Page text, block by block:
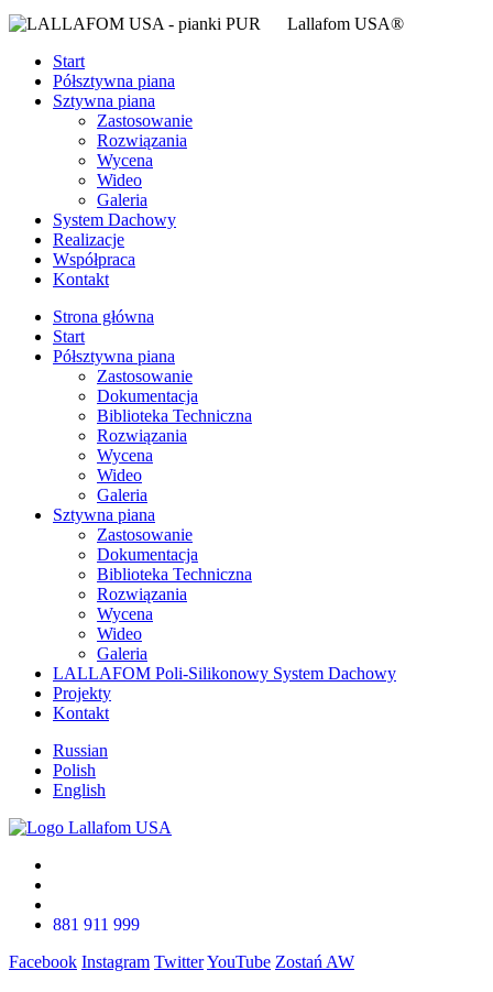
Lallafom USA®
Start
Półsztywna piana
Sztywna piana
Zastosowanie
Rozwiązania
Wycena
Wideo
Galeria
System Dachowy
Realizacje
Współpraca
Kontakt
Strona główna
Start
Półsztywna piana
Zastosowanie
Dokumentacja
Biblioteka Techniczna
Rozwiązania
Wycena
Wideo
Galeria
Sztywna piana
Zastosowanie
Dokumentacja
Biblioteka Techniczna
Rozwiązania
Wycena
Wideo
Galeria
LALLAFOM Poli-Silikonowy System Dachowy
Projekty
Kontakt
Russian
Polish
English
881 911 999
Facebook Instagram TwitterYouTube Zostań AW